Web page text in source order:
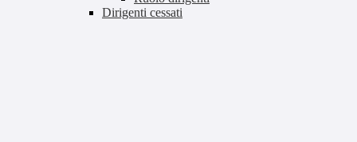
Dirigenti cessati